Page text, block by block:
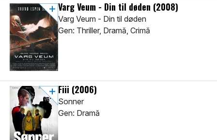
Varg Veum - Din til døden (2008)
Varg Veum - Din til døden
Gen: Thriller, Dramă, Crimă
Fiii (2006)
Sonner
Gen: Dramă